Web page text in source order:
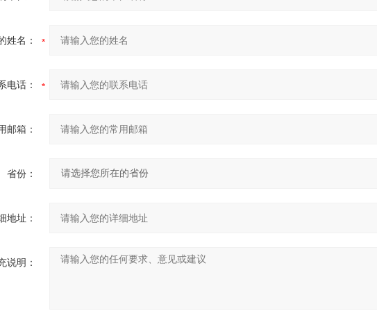
姓名：
电话：
邮箱：
省份：
地址：
说明：